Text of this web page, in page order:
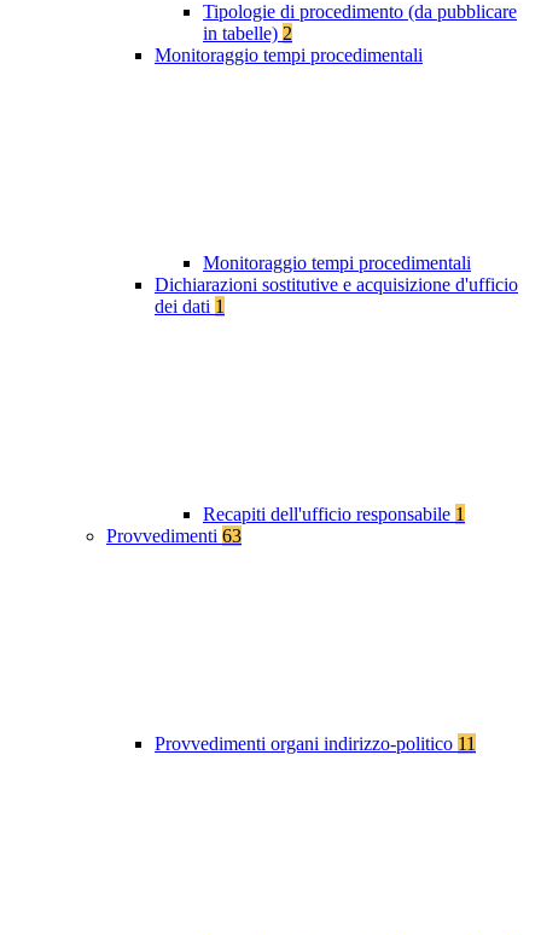
Tipologie di procedimento (da pubblicare
in tabelle) 2
Monitoraggio tempi procedimentali
Monitoraggio tempi procedimentali
Dichiarazioni sostitutive e acquisizione d'ufficio
dei dati 1
Recapiti dell'ufficio responsabile 1
Provvedimenti 63
Provvedimenti organi indirizzo-politico 11